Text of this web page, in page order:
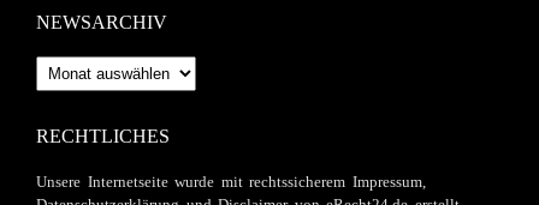
NEWSARCHIV
Newsarchiv
RECHTLICHES
Unsere Internetseite wurde mit rechtssicherem Impressum,